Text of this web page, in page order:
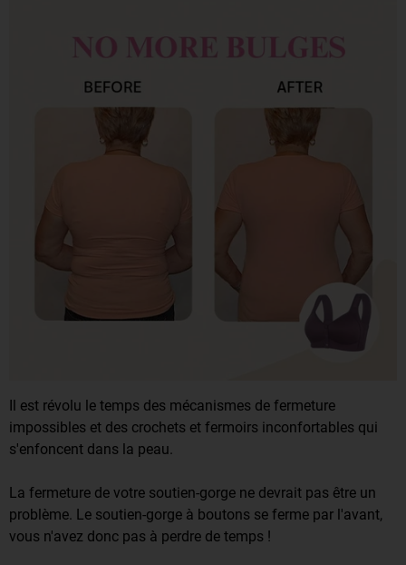
Il est révolu le temps des mécanismes de fermeture
impossibles et des crochets et fermoirs inconfortables qui
s'enfoncent dans la peau.
La fermeture de votre soutien-gorge ne devrait pas être un
problème. Le soutien-gorge à boutons se ferme par l'avant,
vous n'avez donc pas à perdre de temps !